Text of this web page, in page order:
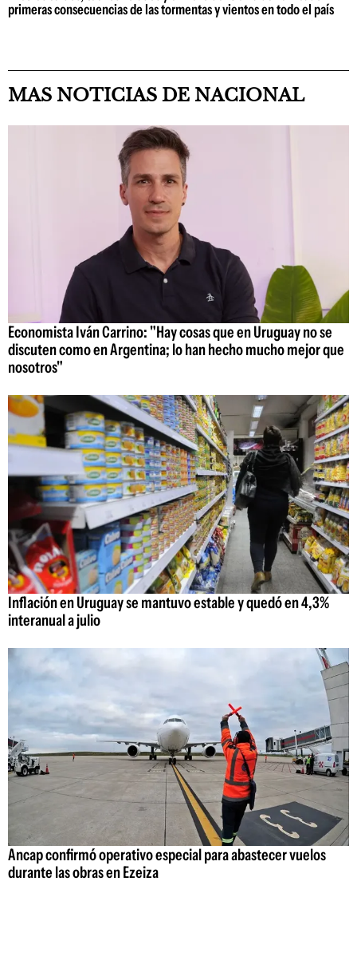
primeras consecuencias de las tormentas y vientos en todo el país
MAS NOTICIAS DE NACIONAL
Economista Iván Carrino: "Hay cosas que en Uruguay no se
discuten como en Argentina; lo han hecho mucho mejor que
nosotros"
Inflación en Uruguay se mantuvo estable y quedó en 4,3%
interanual a julio
Ancap confirmó operativo especial para abastecer vuelos
durante las obras en Ezeiza